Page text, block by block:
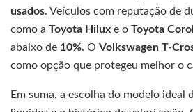
usados. Veículos com reputação de
como a Toyota Hilux e o Toyota
abaixo de 10%. O Volkswagen T-
como opção que protegeu melhor o
Em suma, a escolha do modelo ideal